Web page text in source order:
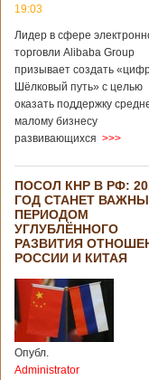
19:03
Лидер в сфере
торговли Alibaba Group
призывает создать
Шёлковый путь» с целью
оказать поддержку
малому бизнесу
развивающихся >>>
ПОСОЛ КНР В РФ:
ГОД СТАНЕТ
ПЕРИОДОМ
УГЛУБЛЁННОГО
РАЗВИТИЯ
РОССИИ И КИТАЯ
Опубл.
Administrator